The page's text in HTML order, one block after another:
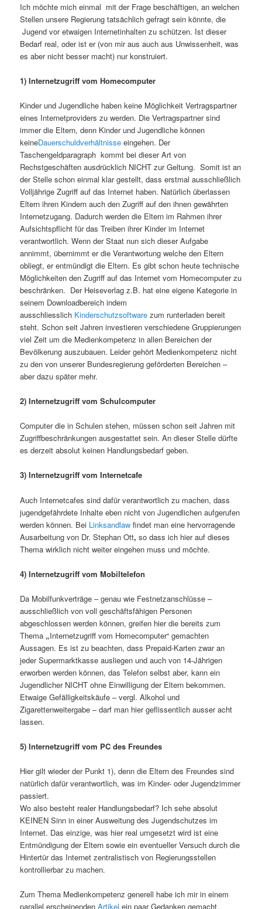
Ich möchte mich einmal mit der Frage beschäftigen, an welchen
Stellen unsere Regierung tatsächlich gefragt sein könnte, die
Jugend vor etwaigen Internetinhalten zu schützen. Ist dieser
Bedarf real, oder ist er (von mir aus auch aus Unwissenheit, was
es aber nicht besser macht) nur konstruiert.
1) Internetzugriff vom Homecomputer
Kinder und Jugendliche haben keine Möglichkeit Vertragspartner
eines Internetproviders zu werden. Die Vertragspartner sind
immer die Eltern, denn Kinder und Jugendliche können
keineDauerschuldverhältnisse eingehen. Der
Taschengeldparagraph kommt bei dieser Art von
Rechstgeschäften ausdrücklich NICHT zur Geltung. Somit ist an
der Stelle schon einmal klar gestellt, dass erstmal ausschließlich
Volljährige Zugriff auf das Internet haben. Natürlich überlassen
Eltern ihren Kindern auch den Zugriff auf den ihnen gewährten
Internetzugang. Dadurch werden die Eltern im Rahmen ihrer
Aufsichtspflicht für das Treiben ihrer Kinder im Internet
verantwortlich. Wenn der Staat nun sich dieser Aufgabe
annimmt, übernimmt er die Verantwortung welche den Eltern
obliegt, er entmündigt die Eltern. Es gibt schon heute technische
Möglichkeiten den Zugriff auf das Internet vom Homecomputer zu
beschränken. Der Heiseverlag z.B. hat eine eigene Kategorie in
seinem Downloadbereich indem
ausschliesslich Kinderschutzsoftware zum runterladen bereit
steht. Schon seit Jahren investieren verschiedene Gruppierungen
viel Zeit um die Medienkompetenz in allen Bereichen der
Bevölkerung auszubauen. Leider gehört Medienkompetenz nicht
zu den von unserer Bundesregierung geförderten Bereichen –
aber dazu später mehr.
2) Internetzugriff vom Schulcomputer
Computer die in Schulen stehen, müssen schon seit Jahren mit
Zugriffbeschränkungen ausgestattet sein. An dieser Stelle dürfte
es derzeit absolut keinen Handlungsbedarf geben.
3) Internetzugriff vom Internetcafe
Auch Internetcafes sind dafür verantwortlich zu machen, dass
jugendgefährdete Inhalte eben nicht von Jugendlichen aufgerufen
werden können. Bei Linksandlaw findet man eine hervorragende
Ausarbeitung von Dr. Stephan Ott,so dass ich hier auf dieses
Thema wirklich nicht weiter eingehen muss und möchte.
4) Internetzugriff vom Mobiltelefon
Da Mobilfunkverträge – genau wie Festnetzanschlüsse –
ausschließlich von voll geschäftsfähigen Personen
abgeschlossen werden können, greifen hier die bereits zum
Thema „Internetzugriff vom Homecomputer“ gemachten
Aussagen. Es ist zu beachten, dass Prepaid-Karten zwar an
jeder Supermarktkasse ausliegen und auch von 14-Jährigen
erworben werden können, das Telefon selbst aber, kann ein
Jugendlicher NICHT ohne Einwilligung der Eltern bekommen.
Etwaige Gefälligkeitskäufe – vergl. Alkohol und
Zigarettenweitergabe – darf man hier geflissentlich ausser acht
lassen.
5) Internetzugriff vom PC des Freundes
Hier gilt wieder der Punkt 1), denn die Eltern des Freundes sind
natürlich dafür verantwortlich, was im Kinder- oder Jugendzimmer
passiert.
Wo also besteht realer Handlungsbedarf? Ich sehe absolut
KEINEN Sinn in einer Ausweitung des Jugendschutzes im
Internet. Das einzige, was hier real umgesetzt wird ist eine
Entmündigung der Eltern sowie ein eventueller Versuch durch die
Hintertür das Internet zentralistisch von Regierungsstellen
kontrollierbar zu machen.
Zum Thema Medienkompetenz generell habe ich mir in einem
parallel erscheinendenArtikel ein paar Gedanken gemacht.